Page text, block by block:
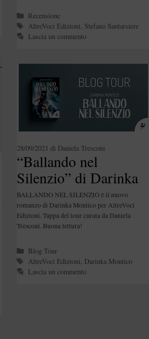
Categorie
Recensione
Tag
AltreVoci Edizioni, Stefano Santarsiere
Lascia un commento
“Ballando nel
Silenzio” di Darinka
Montico
28/09/2021 di Daniela Tresconi
BALLANDO NEL SILENZIO è il nuovo
romanzo di Darinka Montico per AltreVoci
Edizioni. Tappa del tour curata da Daniela
Tresconi. Buona lettura!
Categorie
Blog Tour
Tag
AltreVoci Edizioni, Darinka Montico
Lascia un commento